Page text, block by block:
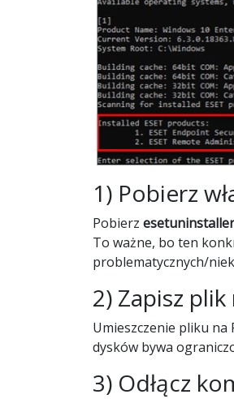
1) Pobierz
Pobierz
To ważne, bo ten
problematycznych/
2) Zapisz
Umieszczenie pliku
dysków bywa
3) Odłącz